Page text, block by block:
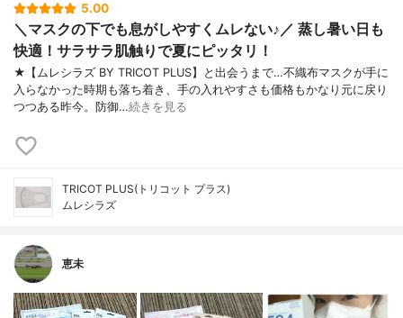
5.00
＼マスクの下でも息がしやすくムレない♪／ 蒸し暑い日も
快適！サラサラ肌触りで夏にピッタリ！
★【ムレシラズ BY TRICOT PLUS】と出会うまで…不織布マスクが手に
入らなかった時期も落ち着き、手の入れやすさも価格もかなり元に戻り
つつある昨今。防御…続きを見る
TRICOT PLUS(トリコット プラス)
ムレシラズ
恵未